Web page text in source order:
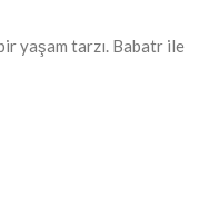
yaşam tarzı. Babatr ile